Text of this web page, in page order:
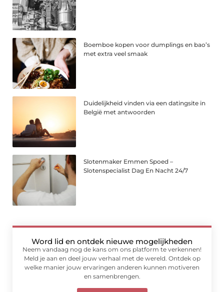
Boemboe kopen voor dumplings en bao’s
met extra veel smaak
Duidelijkheid vinden via een datingsite in
België met antwoorden
Slotenmaker Emmen Spoed –
Slotenspecialist Dag En Nacht 24/7
Word lid en ontdek nieuwe mogelijkheden
Neem vandaag nog de kans om ons platform te verkennen!
Meld je aan en deel jouw verhaal met de wereld. Ontdek op
welke manier jouw ervaringen anderen kunnen motiveren
en samenbrengen.